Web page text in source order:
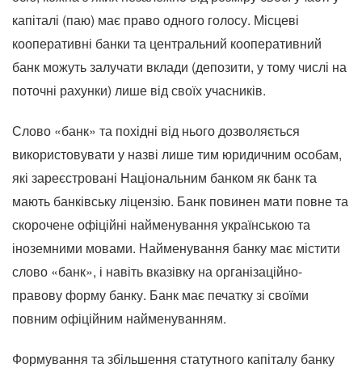
капіталі (паю) має право одного голосу. Місцеві
кооперативні банки та центральний кооперативний
банк можуть залучати вклади (депозити, у тому числі на
поточні рахунки) лише від своїх учасників.
Слово «банк» та похідні від нього дозволяється
використовувати у назві лише тим юридичним особам,
які зареєстровані Національним банком як банк та
мають банківську ліцензію. Банк повинен мати повне та
скорочене офіційні найменування українською та
іноземними мовами. Найменування банку має містити
слово «банк», і навіть вказівку на організаційно-
правову форму банку. Банк має печатку зі своїми
повним офіційним найменуванням.
Формування та збільшення статутного капіталу банку